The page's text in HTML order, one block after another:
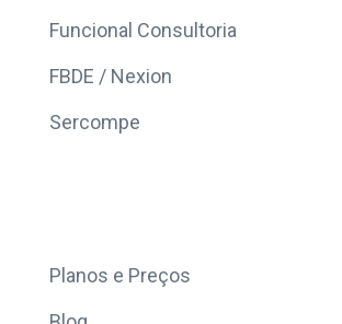
Funcional Consultoria
FBDE / Nexion
Sercompe
Planos e Preços